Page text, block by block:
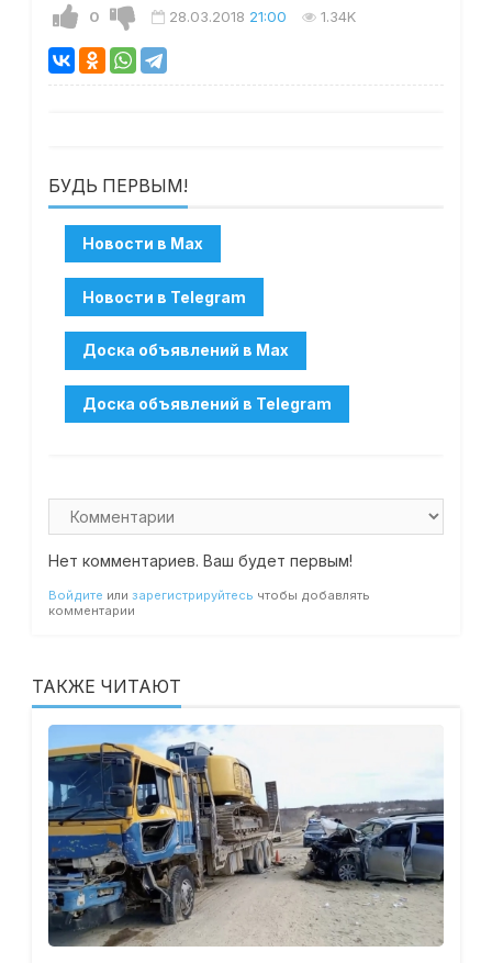
0 28.03.2018 21:00 1.34K
БУДЬ ПЕРВЫМ!
Нет комментариев. Ваш будет первым!
Войдите или зарегистрируйтесь чтобы добавлять
комментарии
ТАКЖЕ ЧИТАЮТ